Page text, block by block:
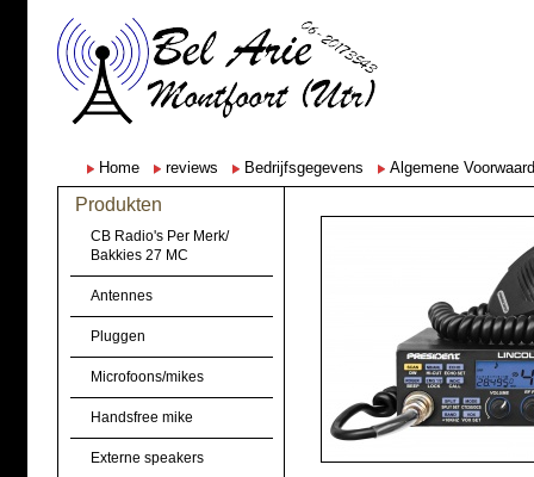
Home reviews Bedrijfsgegevens Algemene
Produkten
CB Radio's Per Merk/
Bakkies 27 MC
Antennes
Pluggen
Microfoons/mikes
Handsfree mike
Externe speakers